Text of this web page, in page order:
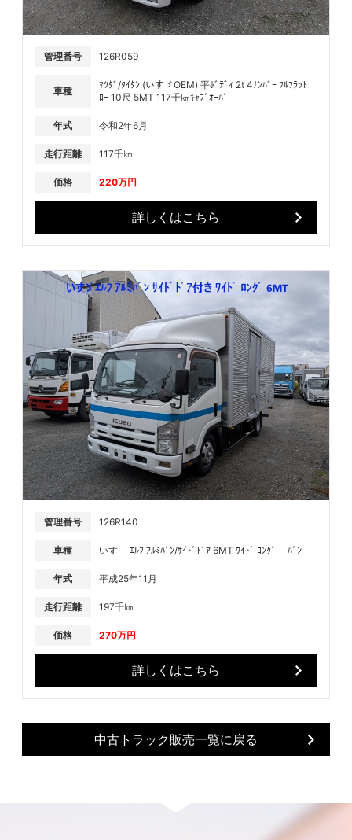
管理番号 126R059
車種
ﾏﾂﾀﾞ/ﾀｲﾀﾝ (いすゞOEM) 平ﾎﾞﾃﾞｨ 2t 4ﾅﾝﾊﾞｰ ﾌﾙﾌﾗｯﾄ
ﾛｰ 10尺 5MT 117千㎞ｷｬﾌﾞｵｰﾊﾞ
年式 令和2年6月
走行距離 117千㎞
価格 220万円
詳しくはこちら
管理番号 126R140
車種 いすゞ ｴﾙﾌ ｱﾙﾐﾊﾞﾝ/ｻｲﾄﾞﾄﾞｱ 6MT ﾜｲﾄﾞ ﾛﾝｸﾞ ﾊﾞﾝ
年式 平成25年11月
走行距離 197千㎞
価格 270万円
詳しくはこちら
中古トラック販売一覧に戻る